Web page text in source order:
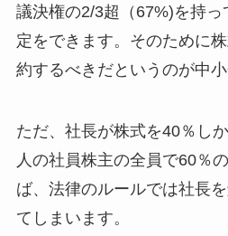
議決権の2/3超（67%)を持
定をできます。そのために
約するべきだというのが中小
ただ、社長が株式を40％し
人の社員株主の全員で60％
ば、法律のルールでは社長
てしまいます。